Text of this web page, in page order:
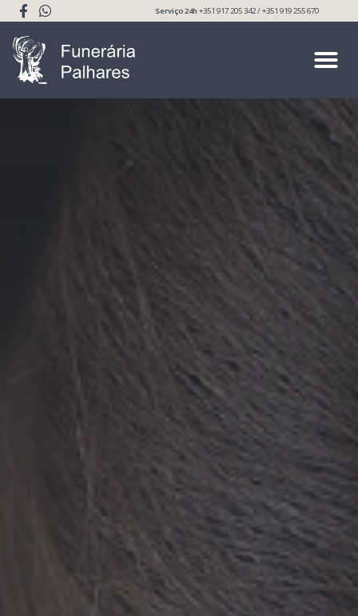
Serviço 24h+351 917 205 342 / +351 919 255 670